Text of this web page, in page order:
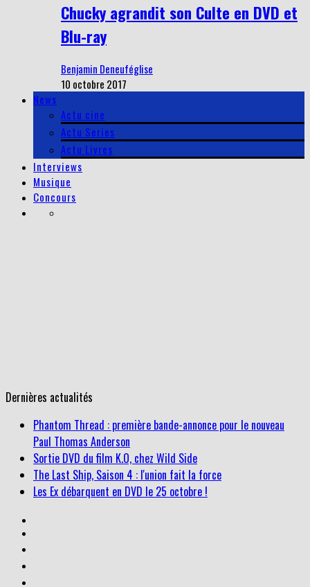
Chucky agrandit son Culte en DVD et
Blu-ray
Benjamin Deneuféglise
10 octobre 2017
News
Actu cine
Actu Series
Actu Livres
Interviews
Musique
Concours
Dernières actualités
Phantom Thread : première bande-annonce pour le nouveau
Paul Thomas Anderson
Sortie DVD du film K.O, chez Wild Side
The Last Ship, Saison 4 : l'union fait la force
Les Ex débarquent en DVD le 25 octobre !